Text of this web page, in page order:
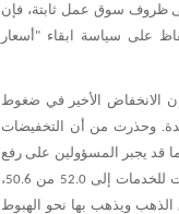
ظروف سوق عمل ثابتة، فإن
على سياسة ابقاء " أسعار
الانخفاض الأخير في ضغوط
. وحذرت من أن التخفيضات
ما قد يجبر المسؤولين على رفع
للخدمات إلى 52.0 من
،
الذهب ويذهب بها نحو الهبوط